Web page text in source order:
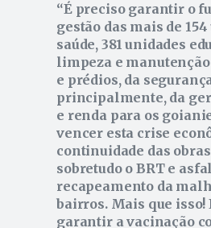
É preciso garantir o
gestão das mais de
saúde, 381 unidades
limpeza e manutenção
e prédios, da
principalmente, da
e renda para os
vencer esta crise
continuidade das
sobretudo o BRT e
recapeamento da
bairros. Mais que isso!
garantir a vacinação